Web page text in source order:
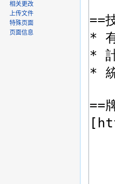
相关更改
上传文件
特殊页面
页面信息